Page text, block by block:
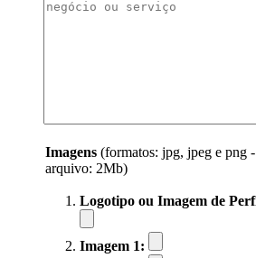
Imagens (formatos: jpg, jpeg e png
arquivo: 2Mb)
Logotipo ou Imagem de
Imagem 1: